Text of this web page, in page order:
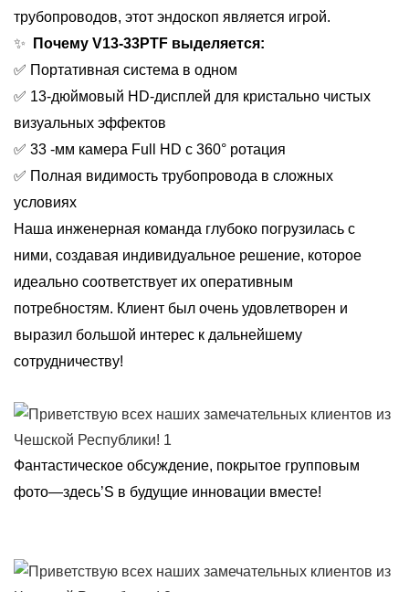
трубопроводов, этот эндоскоп является игрой.
✨
Почему V13-33PTF выделяется:
✅ Портативная система в одном
✅ 13-дюймовый HD-дисплей для кристально чистых
визуальных эффектов
✅ 33 -мм камера Full HD с 360° ротация
✅ Полная видимость трубопровода в сложных
условиях
Наша инженерная команда глубоко погрузилась с
ними, создавая индивидуальное решение, которое
идеально соответствует их оперативным
потребностям. Клиент был очень удовлетворен и
выразил большой интерес к дальнейшему
сотрудничеству!
Фантастическое обсуждение, покрытое групповым
фото—здесь’S в будущие инновации вместе!